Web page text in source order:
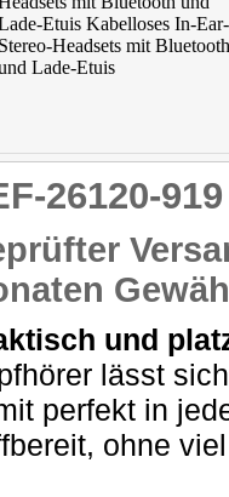
26120-
und
lässt
perfekt in
ohne